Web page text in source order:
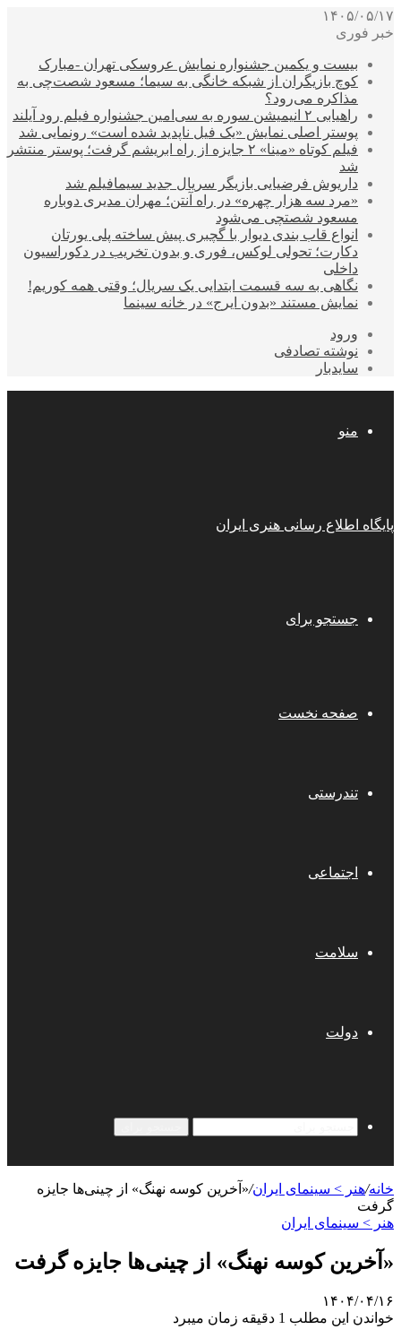
۱۴۰۵/۰۵/۱۷
خبر فوری
بیست و یکمین جشنواره نمایش عروسکی تهران -مبارک
کوچ بازیگران از شبکه خانگی به سیما؛ مسعود شصت‌چی به
مذاکره می‌رود؟
راهیابی ۲ انیمیشن سوره به سی‌امین جشنواره فیلم رود آیلند
پوستر اصلی نمایش «یک فیل ناپدید شده است» رونمایی شد
فیلم کوتاه «مینا» ۲ جایزه از راه ابریشم گرفت؛ پوستر منتشر
شد
داریوش فرضیایی بازیگر سریال جدید سیمافیلم شد
«مرد سه هزار چهره» در راه آنتن؛ مهران مدیری دوباره
مسعود شصتچی می‌شود
انواع قاب بندی دیوار با گچبری پیش ساخته پلی یورتان
دکارت؛ تحولی لوکس، فوری و بدون تخریب در دکوراسیون
داخلی
نگاهی به سه قسمت ابتدایی یک سریال؛ وقتی همه کوریم!
نمایش مستند «بدون ایرج» در خانه سینما
ورود
نوشته تصادفی
سایدبار
منو
پایگاه اطلاع رسانی هنری ایران
جستجو برای
صفحه نخست
تندرستی
اجتماعی
سلامت
دولت
خانه/هنر > سینمای ایران/«آخرین کوسه نهنگ» از چینی‌ها جایزه
گرفت
هنر > سینمای ایران
«آخرین کوسه نهنگ» از چینی‌ها جایزه گرفت
۱۴۰۴/۰۴/۱۶
خواندن این مطلب 1 دقیقه زمان میبرد